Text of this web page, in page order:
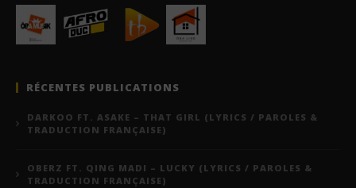
RÉCENTES PUBLICATIONS
DARKOO FT. ASAKE – THAT GIRL (LYRICS / PAROLES &
TRADUCTION FRANÇAISE)
OBERZ FT. QING MADI – LUCKY (LYRICS / PAROLES &
TRADUCTION FRANÇAISE)